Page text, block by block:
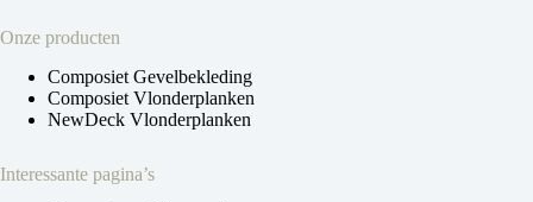
Onze producten
Composiet Gevelbekleding
Composiet Vlonderplanken
NewDeck Vlonderplanken
Interessante pagina’s